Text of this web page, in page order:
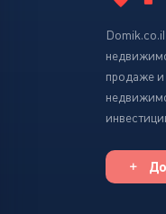
продаже и